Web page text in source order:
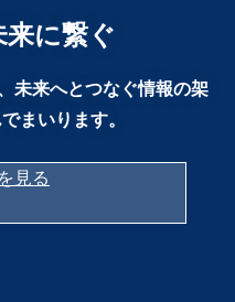
に繋ぐ
未来へとつなぐ情報の架
まいります。
見る